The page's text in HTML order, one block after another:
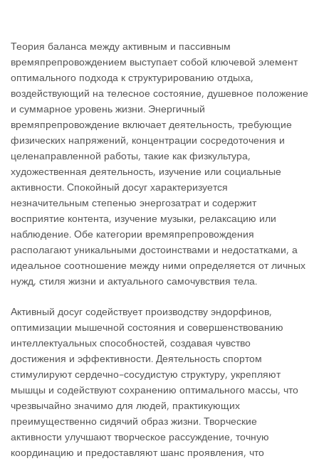
Теория баланса между активным и пассивным
времяпрепровождением выступает собой ключевой элемент
оптимального подхода к структурированию отдыха,
воздействующий на телесное состояние, душевное положение
и суммарное уровень жизни. Энергичный
времяпрепровождение включает деятельность, требующие
физических напряжений, концентрации сосредоточения и
целенаправленной работы, такие как физкультура,
художественная деятельность, изучение или социальные
активности. Спокойный досуг характеризуется
незначительным степенью энергозатрат и содержит
восприятие контента, изучение музыки, релаксацию или
наблюдение. Обе категории времяпрепровождения
располагают уникальными достоинствами и недостатками, а
идеальное соотношение между ними определяется от личных
нужд, стиля жизни и актуального самочувствия тела.
Активный досуг содействует производству эндорфинов,
оптимизации мышечной состояния и совершенствованию
интеллектуальных способностей, создавая чувство
достижения и эффективности. Деятельность спортом
стимулируют сердечно-сосудистую структуру, укрепляют
мышцы и содействуют сохранению оптимального массы, что
чрезвычайно значимо для людей, практикующих
преимущественно сидячий образ жизни. Творческие
активности улучшают творческое рассуждение, точную
координацию и предоставляют шанс проявления, что